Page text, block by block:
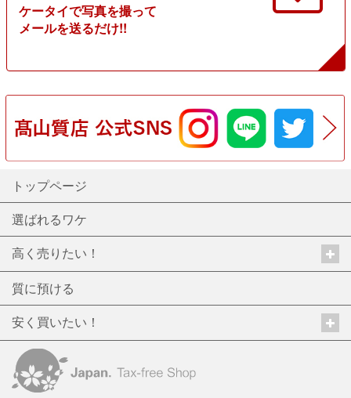
ケータイで写真を撮って
メールを送るだけ!!
トップページ
選ばれるワケ
高く売りたい！
質に預ける
安く買いたい！